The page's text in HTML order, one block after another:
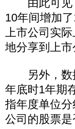
由此可见，
10年间增加
上市公司实
地分享到上市
另外，数据
年底时1年期
指年度单位
公司的股票